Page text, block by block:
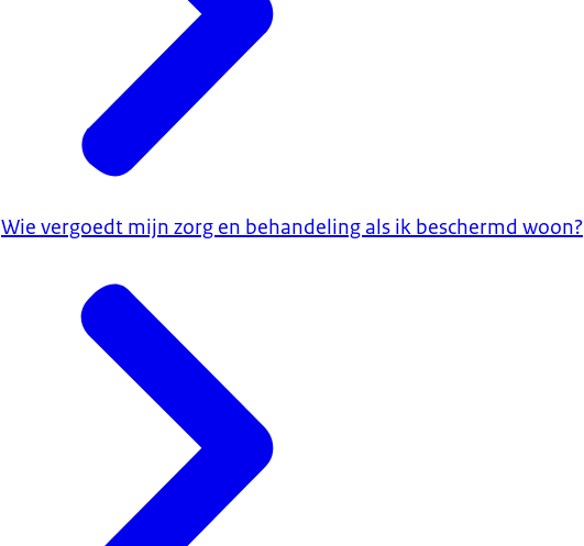
Wie vergoedt mijn zorg en behandeling als ik beschermd woon?